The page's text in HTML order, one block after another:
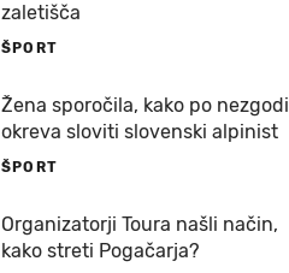
zaletišča
ŠPORT
Žena sporočila, kako po nezgodi
okreva sloviti slovenski alpinist
ŠPORT
Organizatorji Toura našli način,
kako streti Pogačarja?